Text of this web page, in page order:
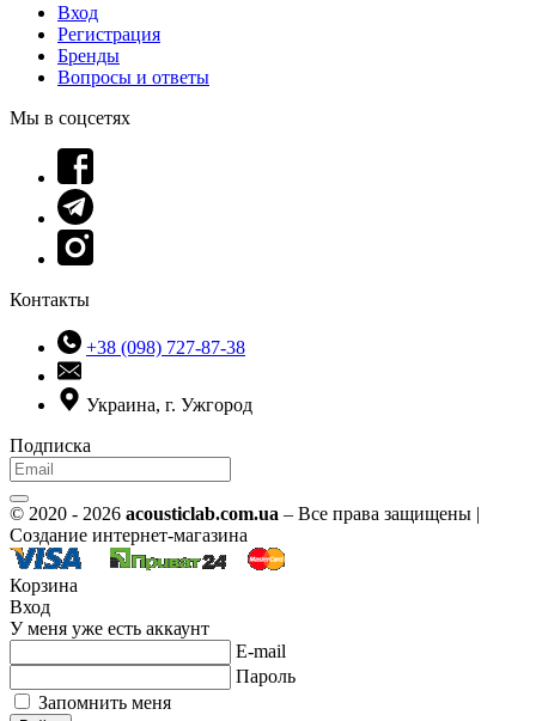
Вход
Регистрация
Бренды
Вопросы и ответы
Мы в соцсетях
Контакты
+38 (098) 727-87-38
Украина, г. Ужгород
Подписка
© 2020 - 2026 acousticlab.com.ua – Все права защищены |
Создание интернет-магазина
Корзина
Вход
У меня уже есть аккаунт
E-mail
Пароль
Запомнить меня